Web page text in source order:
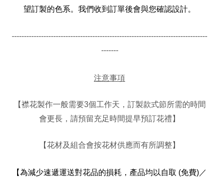
望訂製的色系。我們收到訂單後會與您確認設計。
--------------------------------------------------------------------------------
-------
注意事項
【襟花製作一般需要3個工作天，訂製款式節所需的時間
會更長，請預留充足時間提早預訂花禮 】
【花材及組合會按花材供應而有所調整】
【為減少速遞運送對花品的損耗， 產品均以自取 (免費)／